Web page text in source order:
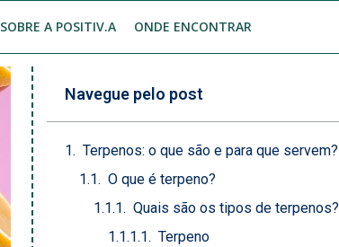
SOBRE A POSITIV.A ONDE ENCONTRAR
Navegue pelo post
Terpenos: o que são e para que servem?
O que é terpeno?
Quais são os tipos de terpenos?
Terpeno